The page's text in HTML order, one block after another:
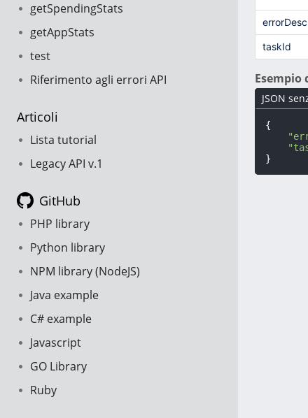
getSpendingStats
getAppStats
test
Riferimento agli errori API
Articoli
Lista tutorial
Legacy API v.1
GitHub
PHP library
Python library
NPM library (NodeJS)
Java example
C# example
Javascript
GO Library
Ruby
taskId
Esempio
JSON
{
}